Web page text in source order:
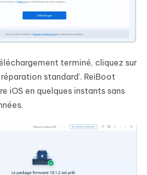
terminé, cliquez sur
standard'. ReiBoot
iOS en quelques instants sans